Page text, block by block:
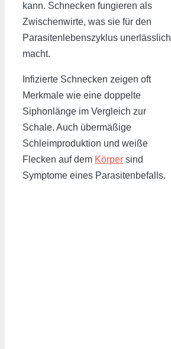
kann. Schnecken fungieren als
Zwischenwirte, was sie für den
Parasitenlebenszyklus unerlässlich
macht.
Infizierte Schnecken zeigen oft
Merkmale wie eine doppelte
Siphonlänge im Vergleich zur
Schale. Auch übermäßige
Schleimproduktion und weiße
Flecken auf dem Körper sind
Symptome eines Parasitenbefalls.